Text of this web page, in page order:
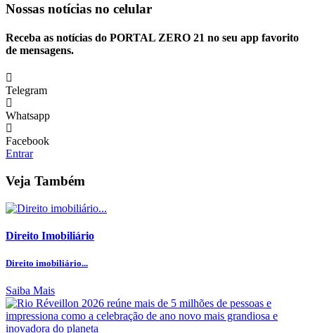
Nossas notícias no celular
Receba as notícias do PORTAL ZERO 21 no seu app favorito
de mensagens.
Telegram
Whatsapp
Facebook
Entrar
Veja Também
Direito Imobiliário
Direito imobiliário...
Saiba Mais